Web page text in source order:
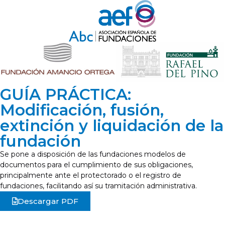
GUÍA PRÁCTICA:
Modificación, fusión,
extinción y liquidación de la
fundación
Se pone a disposición de las fundaciones modelos de
documentos para el cumplimiento de sus obligaciones,
principalmente ante el protectorado o el registro de
fundaciones, facilitando así su tramitación administrativa.
Descargar PDF